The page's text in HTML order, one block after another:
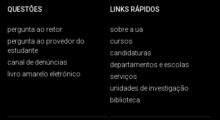
QUESTÕES
pergunta ao reitor
pergunta ao provedor do
estudante
canal de denúncias
livro amarelo eletrónico
LINKS RÁPIDOS
sobre a ua
cursos
candidaturas
departamentos e escolas
serviços
unidades de investigação
biblioteca